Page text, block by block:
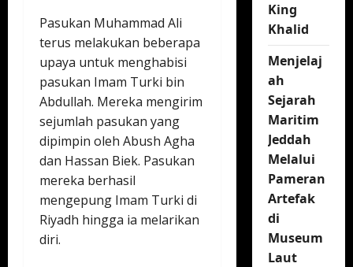
Pasukan Muhammad Ali
terus melakukan beberapa
upaya untuk menghabisi
pasukan Imam Turki bin
Abdullah. Mereka mengirim
sejumlah pasukan yang
dipimpin oleh Abush Agha
dan Hassan Biek. Pasukan
mereka berhasil
mengepung Imam Turki di
Riyadh hingga ia melarikan
diri.
King
Khalid
Menjelaj
ah
Sejarah
Maritim
Jeddah
Melalui
Pameran
Artefak
di
Museum
Laut